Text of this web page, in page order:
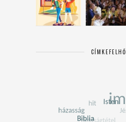
CÍMKEFELHŐ